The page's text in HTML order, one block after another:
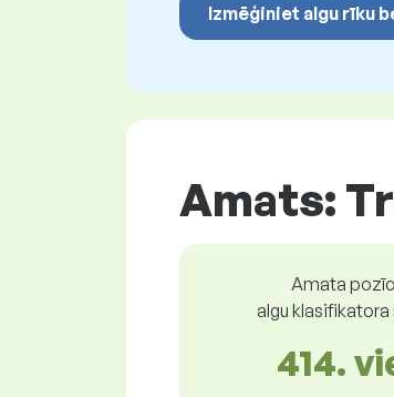
Izmēģiniet algu rīku
Amats:
Amata
algu klasifikatora
414.